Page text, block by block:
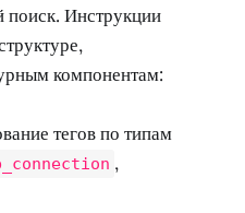
поиск. Инструкции
компонентам:
тегов по типам
,